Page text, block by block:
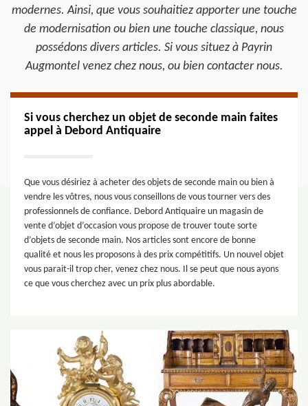
modernes. Ainsi, que vous souhaitiez apporter une touche
de modernisation ou bien une touche classique, nous
possédons divers articles. Si vous situez à Payrin
Augmontel venez chez nous, ou bien contacter nous.
Si vous cherchez un objet de seconde main faites
appel à Debord Antiquaire
Que vous désiriez à acheter des objets de seconde main ou bien à
vendre les vôtres, nous vous conseillons de vous tourner vers des
professionnels de confiance. Debord Antiquaire un magasin de
vente d’objet d’occasion vous propose de trouver toute sorte
d’objets de seconde main. Nos articles sont encore de bonne
qualité et nous les proposons à des prix compétitifs. Un nouvel objet
vous parait-il trop cher, venez chez nous. Il se peut que nous ayons
ce que vous cherchez avec un prix plus abordable.